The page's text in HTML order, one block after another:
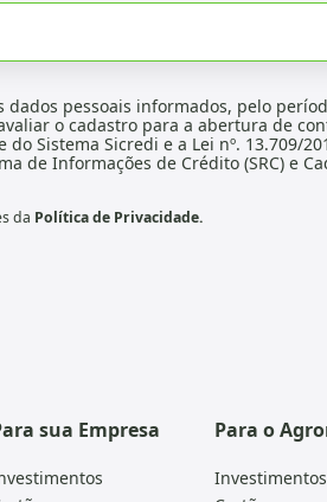
pessoais informados, pelo
o cadastro para a abertura de
Sistema Sicredi e a Lei nº. 13.709/
de Informações de Crédito (SRC) e
da Política de Privacidade.
sua Empresa Para o
Investimentos